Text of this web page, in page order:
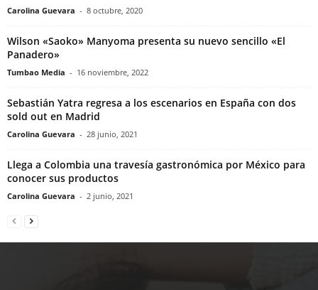
Carolina Guevara - 8 octubre, 2020
Wilson «Saoko» Manyoma presenta su nuevo sencillo «El
Panadero»
Tumbao Media - 16 noviembre, 2022
Sebastián Yatra regresa a los escenarios en España con dos
sold out en Madrid
Carolina Guevara - 28 junio, 2021
Llega a Colombia una travesía gastronómica por México para
conocer sus productos
Carolina Guevara - 2 junio, 2021